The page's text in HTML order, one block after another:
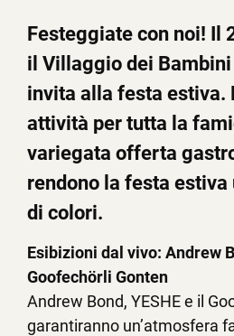
Festeggiate con noi! Il
il Villaggio dei
invita alla festa estiva.
attività per tutta la
variegata offerta
rendono la festa estiva
di colori.
Esibizioni dal vivo: Andrew
Goofechörli Gonten
Andrew Bond, YESHE e il
garantiranno un’atmosfera